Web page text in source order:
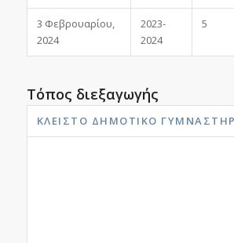
3 Φεβρουαρίου,
2024
2023-
2024
5
Τόπος διεξαγωγής
ΚΛΕΙΣΤΌ ΔΗΜΟΤΙΚΌ